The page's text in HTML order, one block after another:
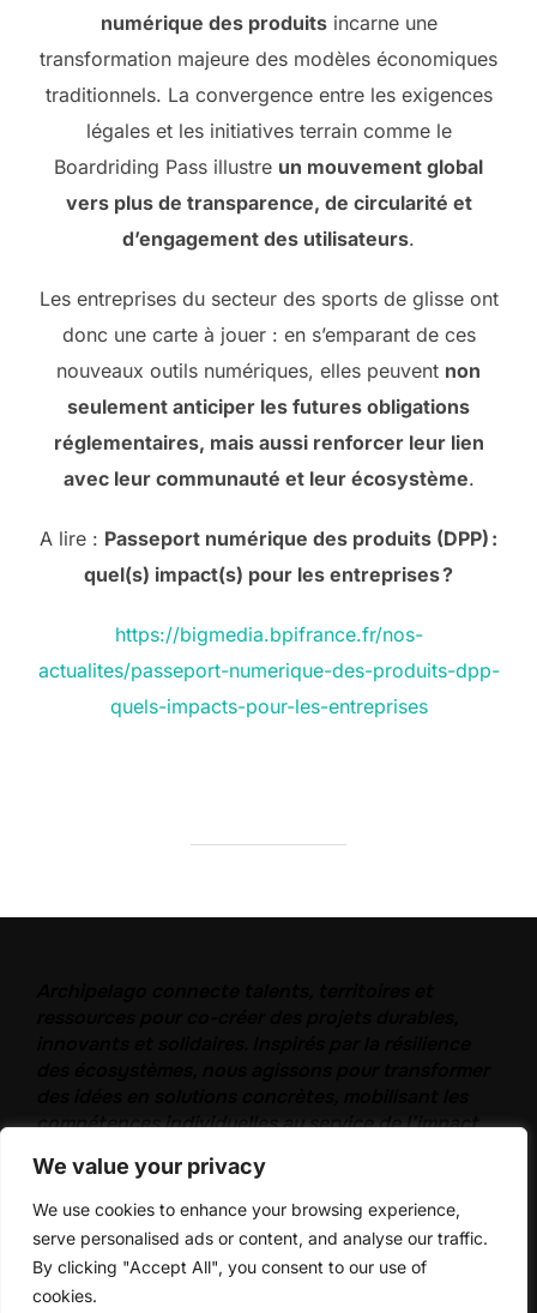
We value your privacy
We use cookies to enhance your browsing experience,
serve personalised ads or content, and analyse our traffic.
By clicking "Accept All", you consent to our use of
cookies.
numérique des produitsincarne une
transformation majeure des modèles économiques
traditionnels. La convergence entre les exigences
légales et les initiatives terrain comme le
Boardriding Pass illustre un mouvement global
vers plus de transparence, de circularité et
d’engagement des utilisateurs.
Les entreprises du secteur des sports de glisse ont
donc une carte à jouer : en s’emparant de ces
nouveaux outils numériques, elles peuvent non
seulement anticiper les futures obligations
réglementaires, mais aussi renforcer leur lien
avec leur communauté et leur écosystème.
A lire : Passeport numérique des produits (DPP) :
quel(s) impact(s) pour les entreprises ?
https://bigmedia.bpifrance.fr/nos-
actualites/passeport-numerique-des-produits-dpp-
quels-impacts-pour-les-entreprises
compétences individuelles au service de l’impact
Politique de confidentialité